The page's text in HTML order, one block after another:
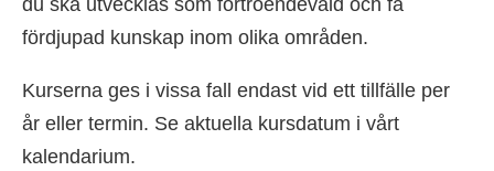
fördjupad kunskap inom olika områden.
Kurserna ges i vissa fall endast vid ett tillfälle per
år eller termin. Se aktuella kursdatum i vårt
kalendarium.